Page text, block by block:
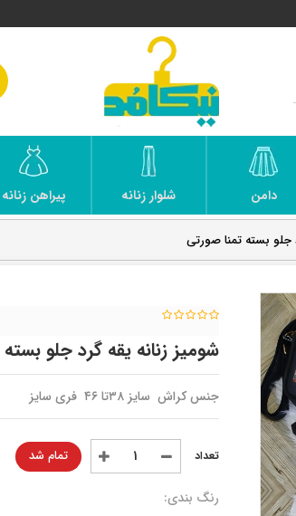
دامن شلوار زنانه پیراهن زنانه
جلو بسته تمنا صورتی
شومیز زنانه یقه گرد جلو
جنس کراش سایز ۳۸تا ۴۶ فری سایز
تمام شد
رنگ بندی: